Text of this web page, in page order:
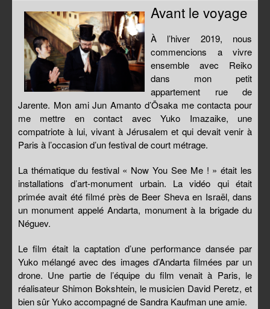
Avant le voyage
À l’hiver 2019, nous
commencions a vivre
ensemble avec Reiko
dans mon petit
appartement rue de
Jarente. Mon ami Jun Amanto d’Ōsaka me contacta pour
me mettre en contact avec Yuko Imazaike, une
compatriote à lui, vivant à Jérusalem et qui devait venir à
Paris à l’occasion d’un festival de court métrage.
La thématique du festival « Now You See Me ! » était les
installations d’art-monument urbain. La vidéo qui était
primée avait été filmé près de Beer Sheva en Israël, dans
un monument appelé Andarta, monument à la brigade du
Néguev.
Le film était la captation d’une performance dansée par
Yuko mélangé avec des images d’Andarta filmées par un
drone. Une partie de l’équipe du film venait à Paris, le
réalisateur Shimon Bokshtein, le musicien David Peretz, et
bien sûr Yuko accompagné de Sandra Kaufman une amie.